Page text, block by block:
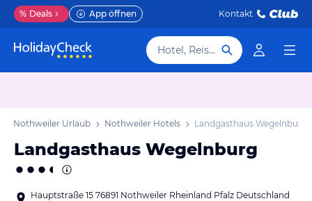
% Deals App öffnen Kontakt
Hotel, Reiseziel
Nothweiler Urlaub Nothweiler Hotels Landgasthaus Wegelnburg
Landgasthaus Wegelnburg
Hauptstraße 15 76891 Nothweiler Rheinland Pfalz Deutschland